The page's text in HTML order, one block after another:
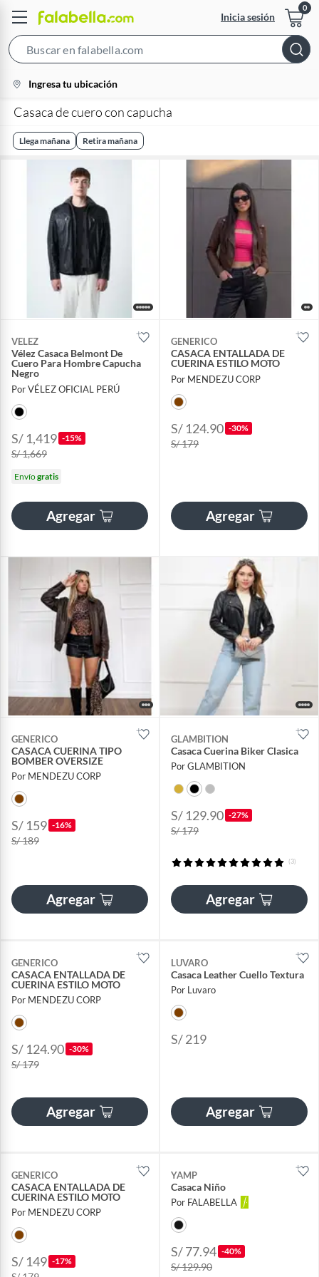
Inicia sesión
Bar
location-
icon
Ingresa tu ubicación
Casaca de cuero con capucha
Llega mañana Retira mañana
VELEZ
Vélez Casaca Belmont De
Cuero Para Hombre Capucha
Negro
Por VÉLEZ OFICIAL PERÚ
S/ 1,419 -15%
S/ 1,669
Envíogratis
Agregar
GENERICO
CASACA ENTALLADA DE
CUERINA ESTILO MOTO
Por MENDEZU CORP
S/ 124.90 -30%
S/ 179
Agregar
GENERICO
CASACA CUERINA TIPO
BOMBER OVERSIZE
Por MENDEZU CORP
S/ 159 -16%
S/ 189
Agregar
GLAMBITION
Casaca Cuerina Biker Clasica
Por GLAMBITION
S/ 129.90 -27%
S/ 179
(3)
Agregar
GENERICO
CASACA ENTALLADA DE
CUERINA ESTILO MOTO
Por MENDEZU CORP
S/ 124.90 -30%
S/ 179
Agregar
LUVARO
Casaca Leather Cuello Textura
Por Luvaro
S/ 219
Agregar
GENERICO
CASACA ENTALLADA DE
CUERINA ESTILO MOTO
Por MENDEZU CORP
S/ 149 -17%
YAMP
Casaca Niño
Por FALABELLA
S/ 77.94 -40%
S/ 129.90